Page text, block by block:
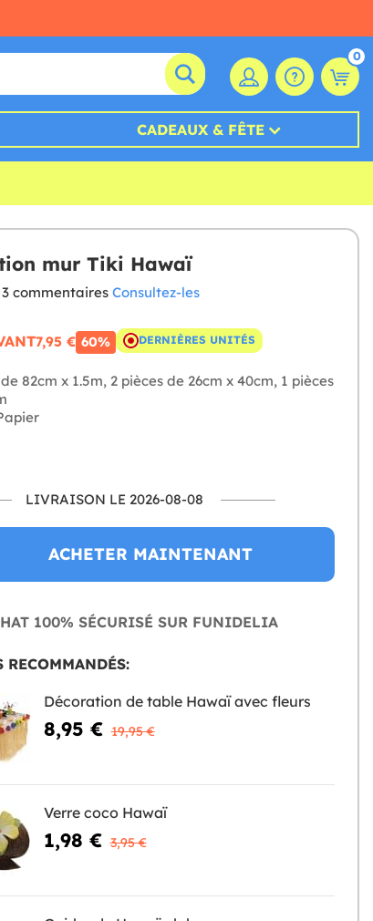
0
CADEAUX & FÊTE
mur Tiki Hawaï
3 commentaires Consultez-les
7,95 € 60% DERNIÈRES UNITÉS
82cm x 1.5m, 2 pièces de 26cm x 40cm, 1 pièces
LIVRAISON LE 2026-08-08
ACHETER MAINTENANT
100% SÉCURISÉ SUR FUNIDELIA
RECOMMANDÉS:
Décoration de table Hawaï avec fleurs
8,95 € 19,95 €
Verre coco Hawaï
1,98 € 3,95 €